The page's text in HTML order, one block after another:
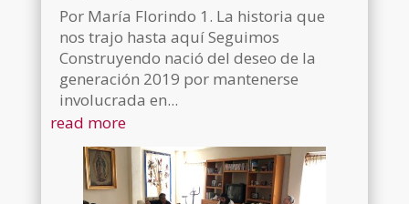
Por María Florindo 1. La historia que
nos trajo hasta aquí Seguimos
Construyendo nació del deseo de la
generación 2019 por mantenerse
involucrada en...
read more